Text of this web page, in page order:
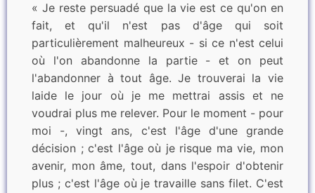
« Je reste persuadé que la vie est ce qu'on en
fait, et qu'il n'est pas d'âge qui soit
particulièrement malheureux - si ce n'est celui
où l'on abandonne la partie - et on peut
l'abandonner à tout âge. Je trouverai la vie
laide le jour où je me mettrai assis et ne
voudrai plus me relever. Pour le moment - pour
moi -, vingt ans, c'est l'âge d'une grande
décision ; c'est l'âge où je risque ma vie, mon
avenir, mon âme, tout, dans l'espoir d'obtenir
plus ; c'est l'âge où je travaille sans filet. C'est